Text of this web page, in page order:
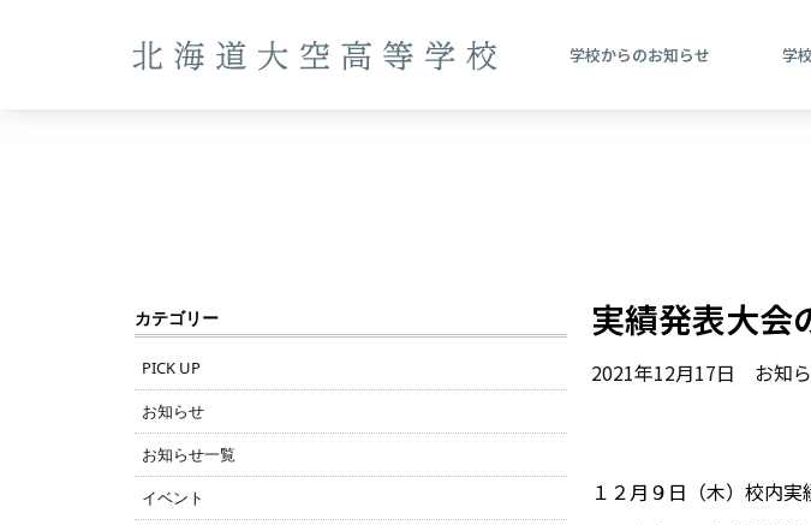
学校からのお知らせ 学
カテゴリー
PICK UP
お知らせ
お知らせ一覧
イベント
実績発表大会
2021年12月17日 お知
１２月９日（木）校内実